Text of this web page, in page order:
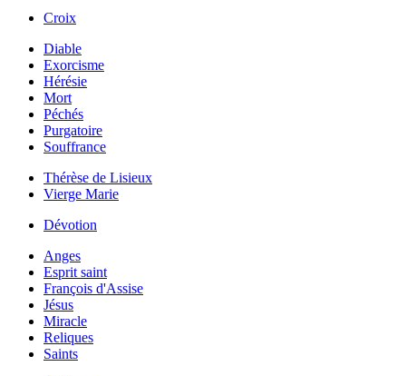
Croix
Diable
Exorcisme
Hérésie
Mort
Péchés
Purgatoire
Souffrance
Thérèse de Lisieux
Vierge Marie
Dévotion
Anges
Esprit saint
François d'Assise
Jésus
Miracle
Reliques
Saints